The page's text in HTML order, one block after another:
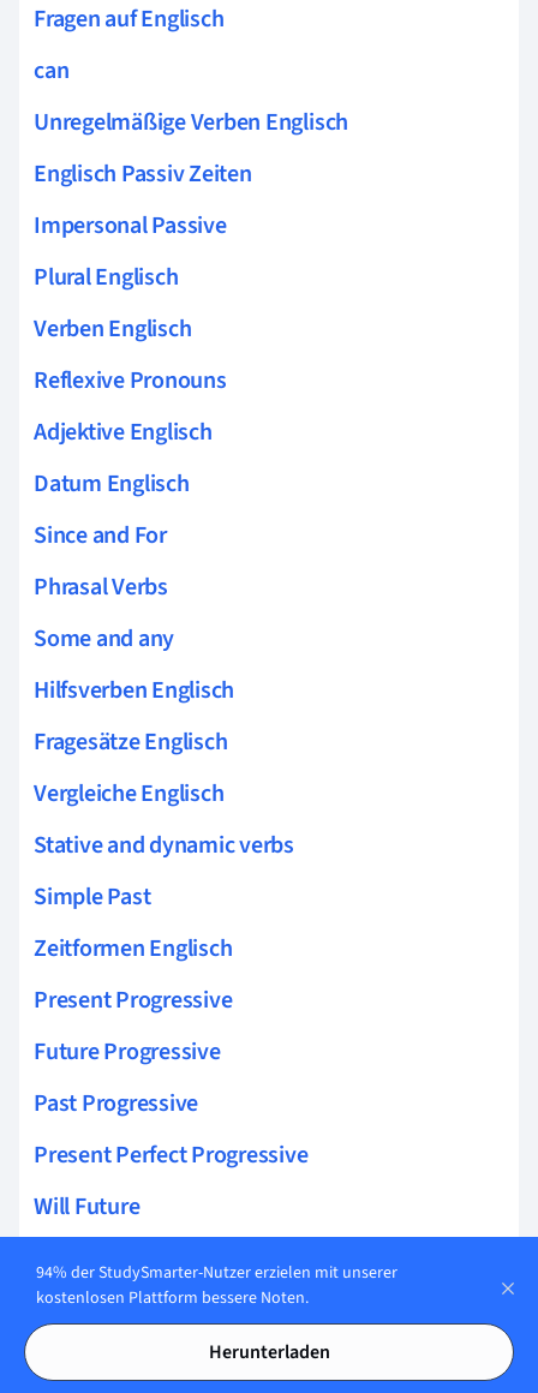
Fragen auf Englisch
can
Unregelmäßige Verben Englisch
Englisch Passiv Zeiten
Impersonal Passive
Plural Englisch
Verben Englisch
Reflexive Pronouns
Adjektive Englisch
Datum Englisch
Since and For
Phrasal Verbs
Some and any
Hilfsverben Englisch
Fragesätze Englisch
Vergleiche Englisch
Stative and dynamic verbs
Simple Past
Zeitformen Englisch
Present Progressive
Future Progressive
Past Progressive
Present Perfect Progressive
Will Future
Going to Future
Past Perfect Progressive
Linking Words Englisch
94% der StudySmarter-Nutzer erzielen mit unserer
kostenlosen Plattform bessere Noten.
Herunterladen